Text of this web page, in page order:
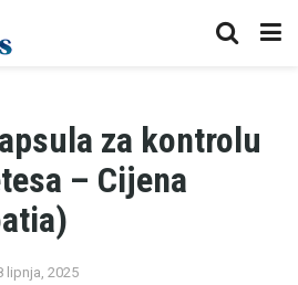
za kontrolu
– Cijena
lipnja, 2025